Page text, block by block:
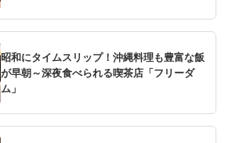
昭和にタイムスリップ！沖縄料理も豊富な飯
が早朝～深夜食べられる喫茶店「フリーダ
ム」